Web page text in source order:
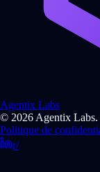
Agentix Labs
© 2026 Agentix Labs.
Politique de
r/